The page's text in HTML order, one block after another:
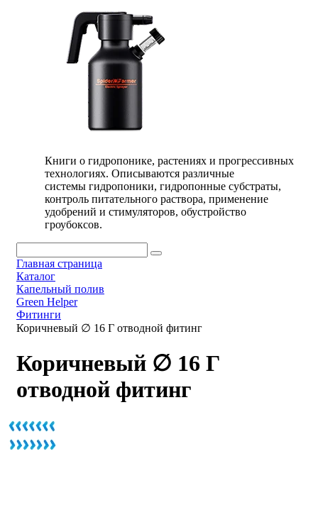
Книги о гидропонике, растениях и прогрессивных
технологиях. Описываются различные
системы гидропоники, гидропонные субстраты,
контроль питательного раствора, применение
удобрений и стимуляторов, обустройство
гроубоксов.
Главная страница
Каталог
Капельный полив
Green Helper
Фитинги
Коричневый ∅ 16 Г отводной фитинг
Коричневый ∅ 16 Г
отводной фитинг